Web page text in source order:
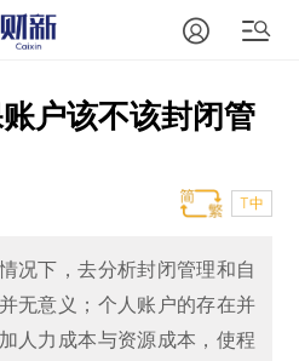
户该不该封闭管
T中
况下，去分析封闭管理和自
无意义；个人账户的存在并
人力成本与资源成本，使程